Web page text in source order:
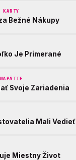
KARTY
Bežné Nákupy
Je Primerané
Svoje Zariadenia
Mali Vedieť
Miestny Život